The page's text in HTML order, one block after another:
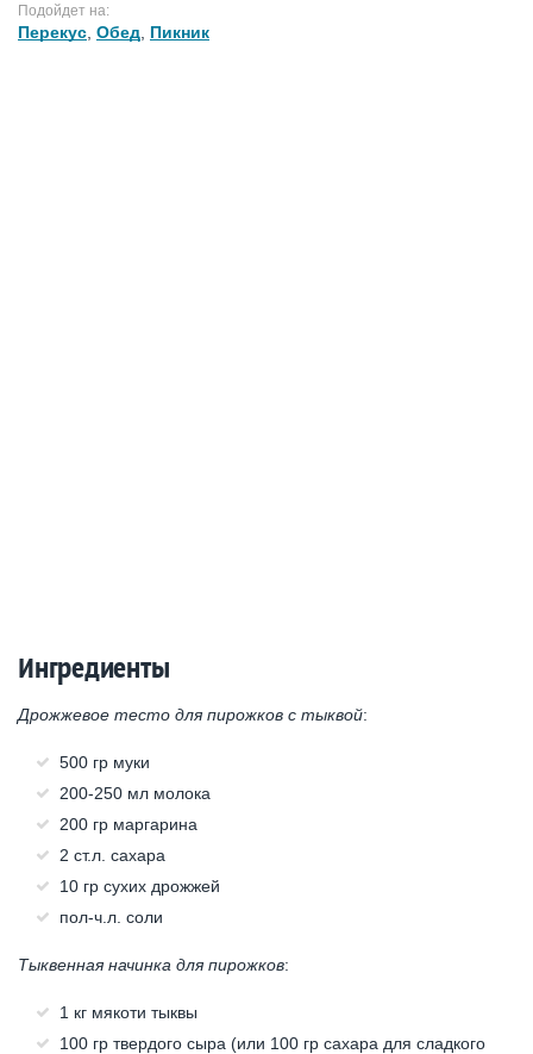
Подойдет на:
Перекус Обед Пикник
Ингредиенты
Дрожжевое тесто для пирожков с тыквой:
500 гр муки
200-250 мл молока
200 гр маргарина
2 ст.л. сахара
10 гр сухих дрожжей
пол-ч.л. соли
Тыквенная начинка для пирожков:
1 кг мякоти тыквы
100 гр твердого сыра (или 100 гр сахара для сладкого